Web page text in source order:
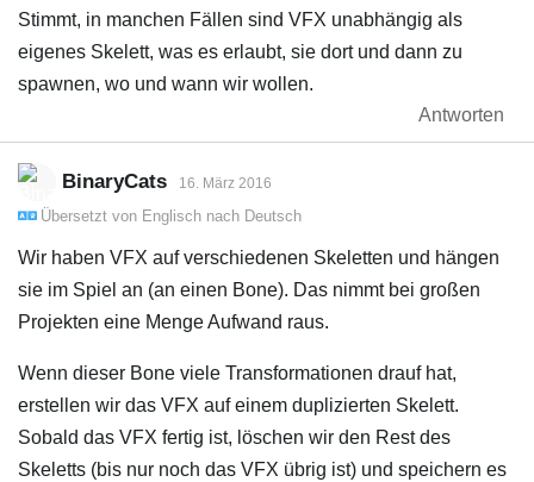
Stimmt, in manchen Fällen sind VFX unabhängig als
eigenes Skelett, was es erlaubt, sie dort und dann zu
spawnen, wo und wann wir wollen.
Antworten
BinaryCats 16. März 2016
Übersetzt von Englisch nach Deutsch
Wir haben VFX auf verschiedenen Skeletten und hängen
sie im Spiel an (an einen Bone). Das nimmt bei großen
Projekten eine Menge Aufwand raus.
Wenn dieser Bone viele Transformationen drauf hat,
erstellen wir das VFX auf einem duplizierten Skelett.
Sobald das VFX fertig ist, löschen wir den Rest des
Skeletts (bis nur noch das VFX übrig ist) und speichern es